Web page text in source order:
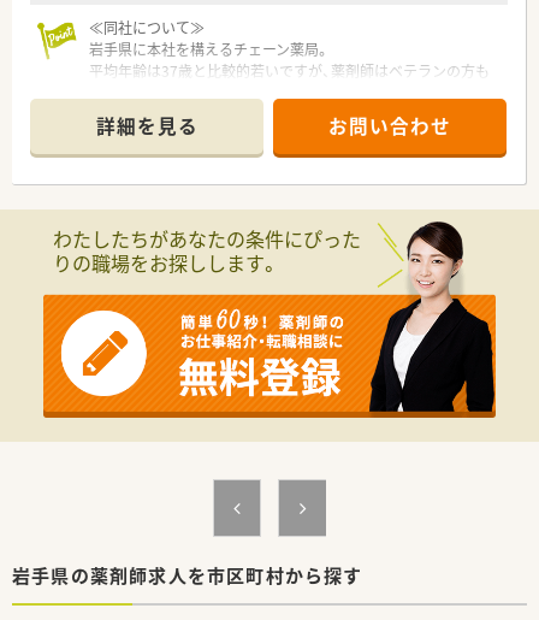
≪同社について≫
岩手県に本社を構えるチェーン薬局。
平均年齢は37歳と比較的若いですが、薬剤師はベテランの方も
地域で腰を据えて働きたい方、全国転勤を避けたいがクリニック
門前、病院門前など幅広く経験されたい方にもおすすめです。
新規出店も継続しており、今後の成長性もある優良企業です。
店舗数が増えている今でも、社長が毎年手書きのバースデーカー
≪企業ポイント≫
ご自身で決めた目標に対してのフィードバックを定期面談で実
施。
管理薬剤師、エリアマネージャーだけでなく、部長もこまめに現
場を回って現場の声をヒアリングされていますので、頑張った分
だけ評価されたい方にピッタリの職場です。
だからこそ納得感があり、定着率の良さにも繋がっています。
3年先の人事を見越して正社員の配属先を検討しており、社員一
人一人のライフステージに合わせて配属店舗の提案、職場環境の
パート薬剤師の方々にも働き方によって契約社員など雇用形態
についても相談してくださる柔軟な環境です。
詳細を見る お問い合わせ
わたしたちがあなたの条件にぴった
りの職場をお探しします。
岩手県の薬剤師求人を市区町村から探す